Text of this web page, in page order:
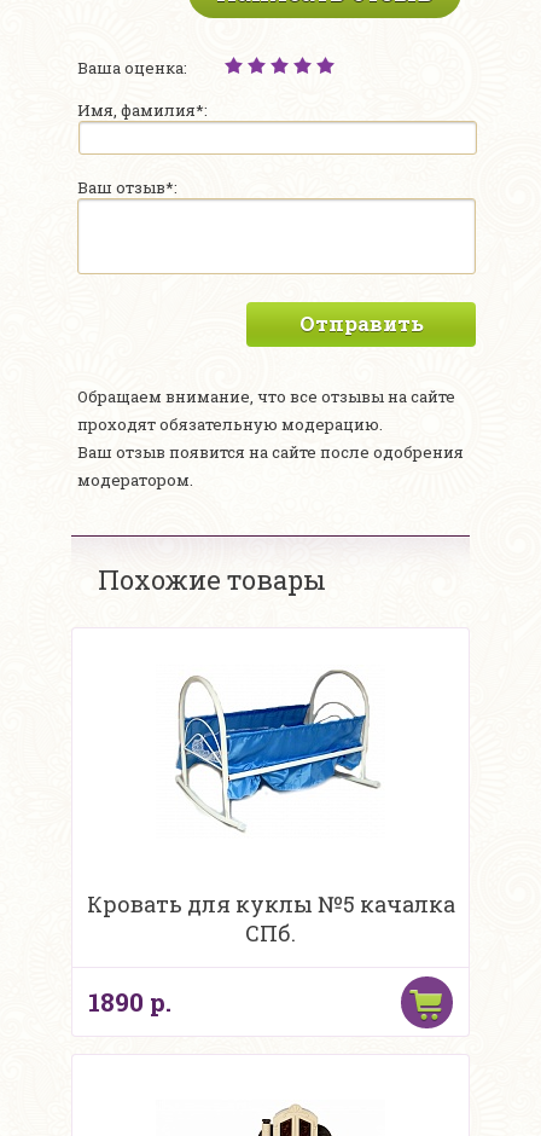
Ваша оценка:
Имя, фамилия*:
Ваш отзыв*:
Отправить
Обращаем внимание, что все отзывы на сайте
проходят обязательную модерацию.
Ваш отзыв появится на сайте после одобрения
модератором.
Похожие товары
Кровать для куклы №5 качалка
СПб.
1890 р.